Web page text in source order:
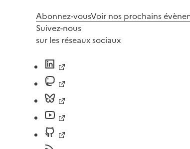
Abonnez-vousVoir nos prochains
Suivez-nous
sur les réseaux sociaux